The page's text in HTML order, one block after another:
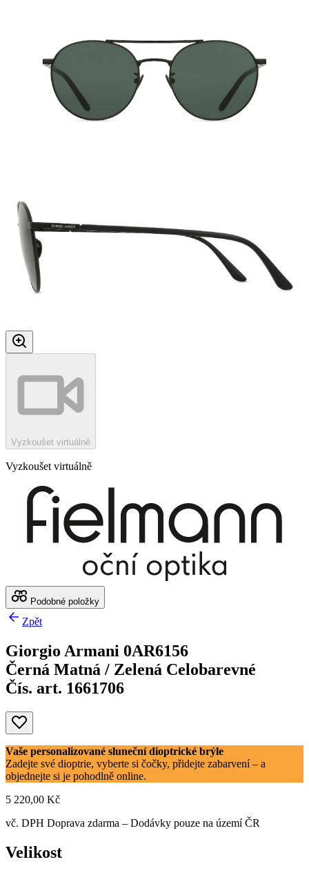
Vyzkoušet virtuálně
Vyzkoušet virtuálně
Podobné položky
Zpět
Giorgio Armani 0AR6156
Černá Matná / Zelená Celobarevné
Čís. art. 1661706
Vaše personalizované sluneční dioptrické brýle
Zadejte své dioptrie, vyberte si čočky, přidejte zabarvení – a
objednejte si je pohodlně online.
5 220,00 Kč
vč. DPH Doprava zdarma – Dodávky pouze na území ČR
Velikost